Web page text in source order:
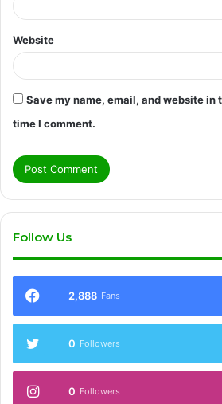
Website
Save my name, email, and website in
time I comment.
Follow Us
2,888 Fans
0 Followers
0 Followers